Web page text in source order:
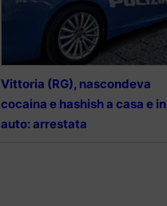
Vittoria (RG), nascondeva
cocaina e hashish a casa e in
auto: arrestata